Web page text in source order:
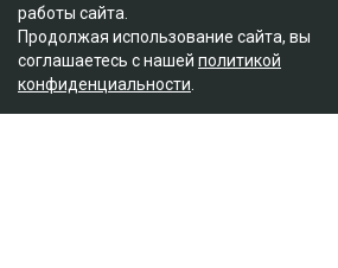
Редакция
О проекте
Правила сайта
работы сайта.
Продолжая использование сайта, вы
соглашаетесь с нашей политикой
конфиденциальности